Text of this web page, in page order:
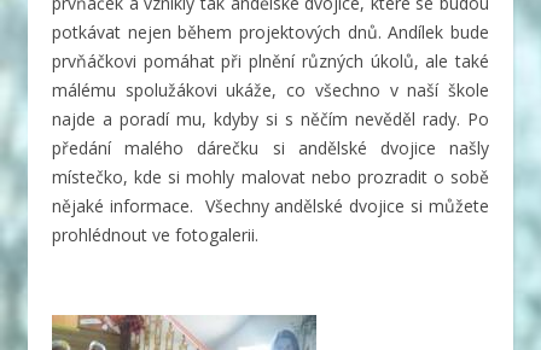
potkávat nejen během projektových dnů. Andílek bude
prvňáčkovi pomáhat při plnění různých úkolů, ale také
málému spolužákovi ukáže, co všechno v naší škole
najde a poradí mu, kdyby si s něčím nevěděl rady. Po
předání malého dárečku si andělské dvojice našly
místečko, kde si mohly malovat nebo prozradit o sobě
nějaké informace. Všechny andělské dvojice si můžete
prohlédnout ve fotogalerii.